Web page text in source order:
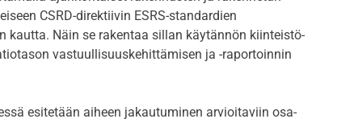
CSRD-direktiivin ESRS-standardien
kautta. Näin se rakentaa sillan käytännön kiinteistö-
vastuullisuuskehittämisen ja -raportoinnin
esitetään aiheen jakautuminen arvioitaviin osa-